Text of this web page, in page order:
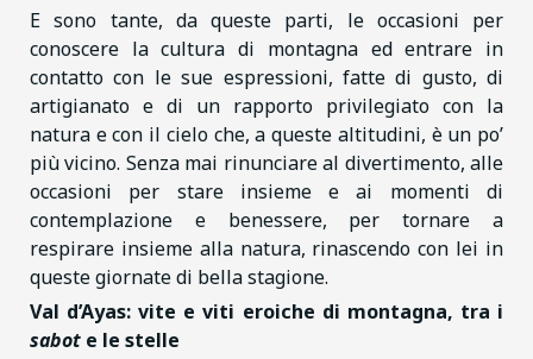
E sono tante, da queste parti, le occasioni per
conoscere la cultura di montagna ed entrare in
contatto con le sue espressioni, fatte di gusto, di
artigianato e di un rapporto privilegiato con la
natura e con il cielo che, a queste altitudini, è un po’
più vicino. Senza mai rinunciare al divertimento, alle
occasioni per stare insieme e ai momenti di
contemplazione e benessere, per tornare a
respirare insieme alla natura, rinascendo con lei in
queste giornate di bella stagione.
Val d’Ayas: vite e viti eroiche di montagna, tra i
sabot e le stelle